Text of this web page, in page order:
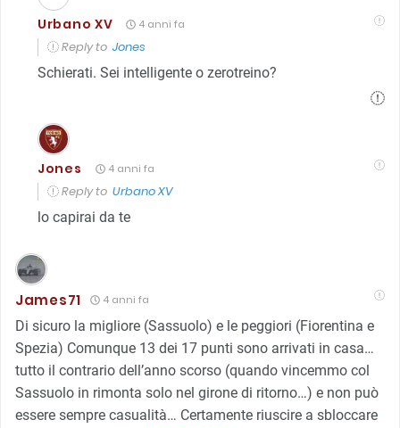
Urbano XV 4 anni fa
Reply to Jones
Schierati. Sei intelligente o zerotreino?
Jones 4 anni fa
Reply to Urbano XV
lo capirai da te
James71 4 anni fa
Di sicuro la migliore (Sassuolo) e le peggiori (Fiorentina e
Spezia) Comunque 13 dei 17 punti sono arrivati in casa…
tutto il contrario dell’anno scorso (quando vincemmo col
Sassuolo in rimonta solo nel girone di ritorno…) e non può
essere sempre casualità… Certamente riuscire a sbloccare